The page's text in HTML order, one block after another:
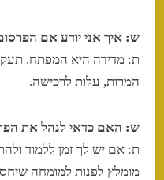
ש: איך אני יודע אם
ת: מדידה היא המפתח.
המרות, עלות לרכישה.
ש: האם כדאי לנהל את
ת: אם יש לך זמן ללמוד
מומלץ לפנות למומחה